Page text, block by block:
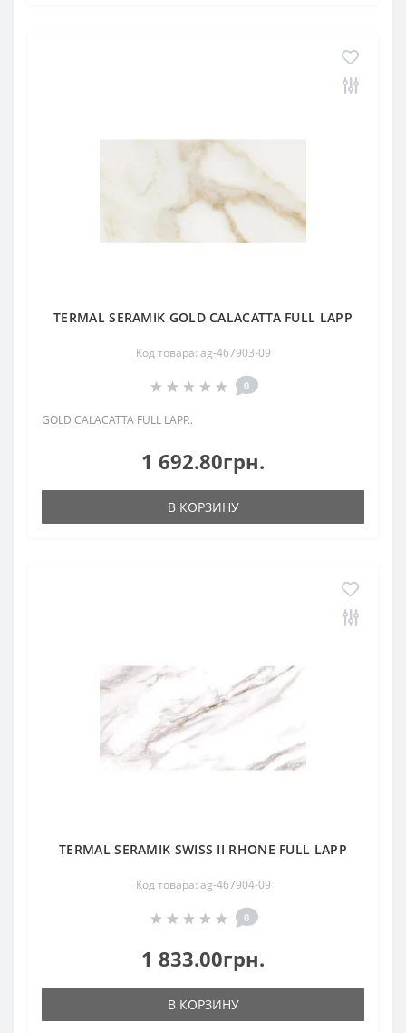
TERMAL SERAMIK GOLD CALACATTA FULL LAPP
Код товара: ag-467903-09
0
GOLD CALACATTA FULL LAPP..
1 692.80грн.
В КОРЗИНУ
TERMAL SERAMIK SWISS II RHONE FULL LAPP
Код товара: ag-467904-09
0
1 833.00грн.
В КОРЗИНУ